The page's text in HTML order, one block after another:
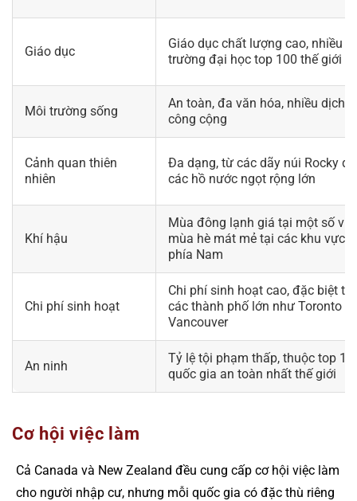
Giáo dục
Giáo dục chất lượng cao, nhiều
trường đại học top 100 thế giới
Môi trường sống
An toàn, đa văn hóa, nhiều dịch
công cộng
Cảnh quan thiên
nhiên
Đa dạng, từ các dãy núi Rocky
các hồ nước ngọt rộng lớn
Khí hậu
Mùa đông lạnh giá tại một số
mùa hè mát mẻ tại các khu vực
phía Nam
Chi phí sinh hoạt
Chi phí sinh hoạt cao, đặc biệt tại
các thành phố lớn như Toronto
Vancouver
An ninh
Tỷ lệ tội phạm thấp, thuộc top 10
quốc gia an toàn nhất thế giới
Cơ hội việc làm
Cả Canada và New Zealand đều cung cấp cơ hội việc làm
cho người nhập cư, nhưng mỗi quốc gia có đặc thù riêng